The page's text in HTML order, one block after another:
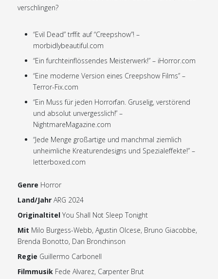
verschlingen?
“Evil Dead” trffit auf “Creepshow”! –
morbidlybeautiful.com
“Ein furchteinflössendes Meisterwerk!” – iHorror.com
“Eine moderne Version eines Creepshow Films” –
Terror-Fix.com
“Ein Muss für jeden Horrorfan. Gruselig, verstörend
und absolut unvergesslich!” –
NightmareMagazine.com
“Jede Menge großartige und manchmal ziemlich
unheimliche Kreaturendesigns und Spezialeffekte!” –
letterboxed.com
Genre Horror
Land/Jahr ARG 2024
Originaltitel You Shall Not Sleep Tonight
Mit Milo Burgess-Webb, Agustin Olcese, Bruno Giacobbe,
Brenda Bonotto, Dan Bronchinson
Regie Guillermo Carbonell
Filmmusik Fede Alvarez, Carpenter Brut